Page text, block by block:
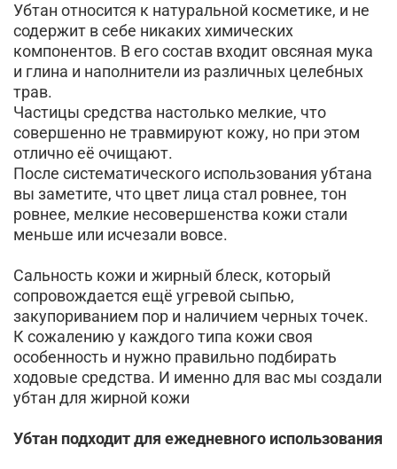
Убтан относится к натуральной косметике, и не
содержит в себе никаких химических
компонентов. В его состав входит овсяная мука
и глина и наполнители из различных целебных
трав.
Частицы средства настолько мелкие, что
совершенно не травмируют кожу, но при этом
отлично её очищают.
После систематического использования убтана
вы заметите, что цвет лица стал ровнее, тон
ровнее, мелкие несовершенства кожи стали
меньше или исчезали вовсе.
Сальность кожи и жирный блеск, который
сопровождается ещё угревой сыпью,
закупориванием пор и наличием черных точек.
К сожалению у каждого типа кожи своя
особенность и нужно правильно подбирать
ходовые средства. И именно для вас мы создали
убтан для жирной кожи
Убтан подходит для ежедневного использования